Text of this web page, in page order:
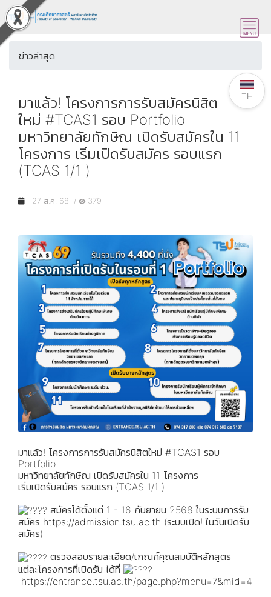
ข่าวล่าสุด
มาแล้ว! โครงการการรับสมัครนิสิต
ใหม่ #TCAS1 รอบ Portfolio
มหาวิทยาลัยทักษิณ เปิดรับสมัครใน 11
โครงการ เริ่มเปิดรับสมัคร รอบแรก
(TCAS 1/1 )
27 ส.ค. 68 / 379
มาแล้ว! โครงการการรับสมัครนิสิตใหม่ #TCAS1 รอบ
Portfolio
มหาวิทยาลัยทักษิณ เปิดรับสมัครใน 11 โครงการ
เริ่มเปิดรับสมัคร รอบแรก (TCAS 1/1 )
สมัครได้ตั้งแต่ 1 - 16 กันยายน 2568 ในระบบการรับ
สมัคร https://admission.tsu.ac.th (ระบบเปิด! ในวันเปิดรับ
สมัคร)
ตรวจสอบรายละเอียด/เกณฑ์คุณสมบัติหลักสูตร
แต่ละโครงการที่เปิดรับ ได้ที่
https://entrance.tsu.ac.th/page.php?menu=7&mid=4
TH